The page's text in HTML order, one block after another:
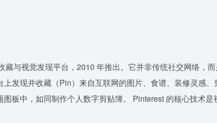
与视觉发现平台，2010 年推出。它并非传统社交网络，而
发现并收藏（Pin）来自互联网的图片、食谱、装修灵感、
板中，如同制作个人数字剪贴簿。 Pinterest 的核心技术是